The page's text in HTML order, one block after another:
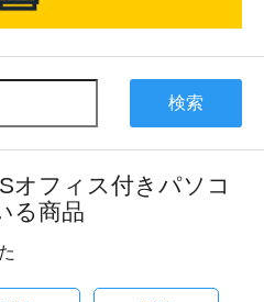
検索
オフィス付きパソコ
る商品